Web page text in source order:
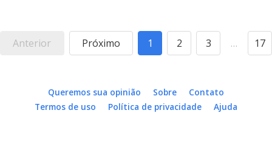
Anterior Próximo 1 2 3 … 17
Queremos sua opinião Sobre
Contato
Termos de uso
Política de privacidade Ajuda